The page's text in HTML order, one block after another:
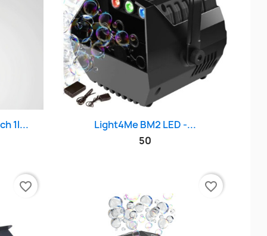
1l... Szybki podgląd
Light4Me BM2 LED -...
50
favorite_border favorite_border